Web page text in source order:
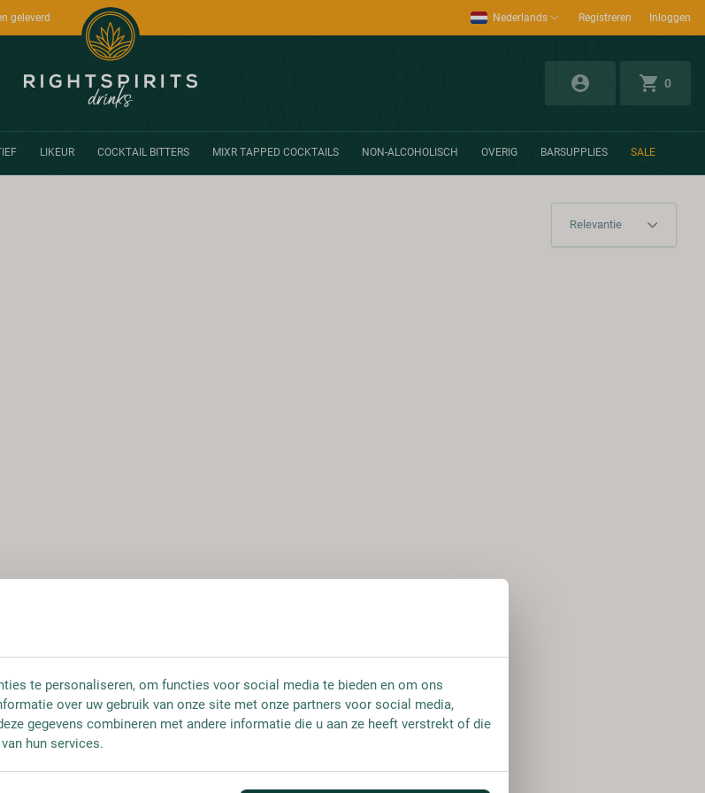
geleverd Nederlands Registreren Inloggen
0
LIKEUR COCKTAIL BITTERS MIXR TAPPED COCKTAILS NON-ALCOHOLISCH OVERIG BARSUPPLIES SALE
te personaliseren, om functies voor social media te bieden en om ons
over uw gebruik van onze site met onze partners voor social media,
gegevens combineren met andere informatie die u aan ze heeft verstrekt of die
hun services.